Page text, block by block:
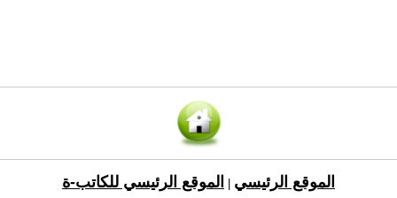
الموقع الرئيسي الموقع الرئيسي للكاتب-ة